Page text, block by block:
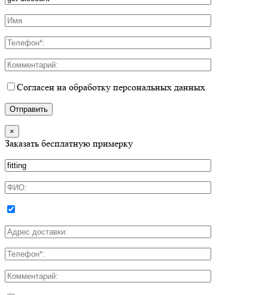
Согласен на обработку персональных данных
×
Заказать бесплатную примерку